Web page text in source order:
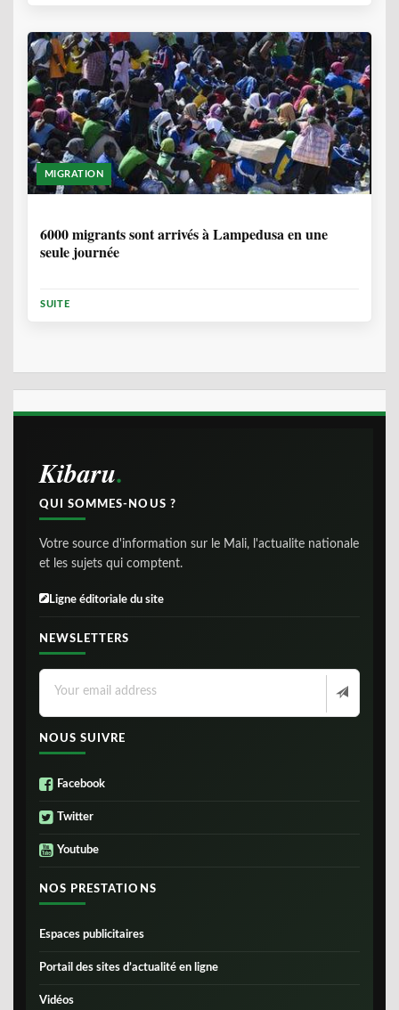
MIGRATION
6000 migrants sont arrivés à Lampedusa en une
seule journée
SUITE
Kibaru
QUI SOMMES-NOUS ?
Votre source d'information sur le Mali, l'actualite nationale
et les sujets qui comptent.
Ligne éditoriale du site
NEWSLETTERS
NOUS SUIVRE
Facebook
Twitter
Youtube
NOS PRESTATIONS
Espaces publicitaires
Portail des sites d’actualité en ligne
Vidéos